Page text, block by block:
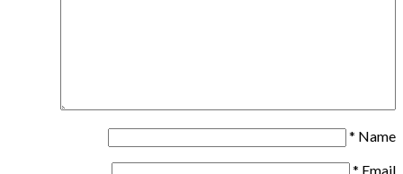
Name
*
Email
*